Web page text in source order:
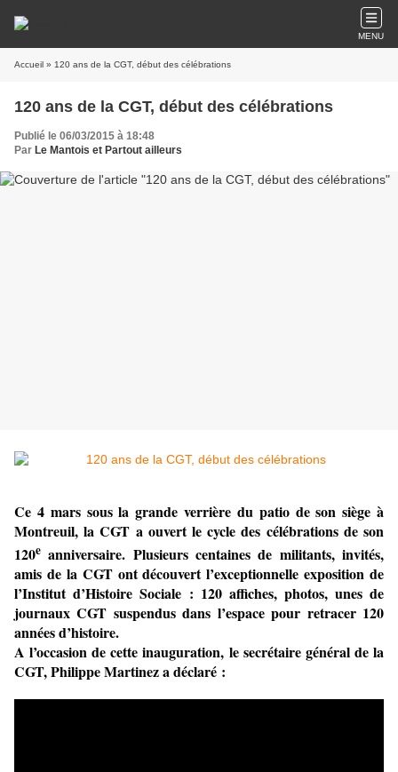
MENU
Accueil » 120 ans de la CGT, début des célébrations
120 ans de la CGT, début des célébrations
Publié le 06/03/2015 à 18:48
Par Le Mantois et Partout ailleurs
Ce 4 mars sous la grande verrière du patio de son siège à
Montreuil, la CGT a ouvert le cycle des célébrations de son
120e anniversaire. Plusieurs centaines de militants, invités,
amis de la CGT ont découvert l’exceptionnelle exposition de
l’Institut d’Histoire Sociale : 120 affiches, photos, unes de
journaux CGT suspendus dans l’espace pour retracer 120
années d’histoire.
A l’occasion de cette inauguration, le secrétaire général de la
CGT, Philippe Martinez a déclaré :